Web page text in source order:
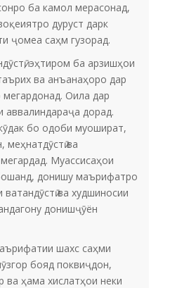
ба камол мерасонад,
дуруст дарк
ҷомеа саҳм гузорад.
эҳтиром ба арзишҳои
ва анъанаҳоро дар
Оила дар
дорад.
бо одоби муошират,
ва
Муассисаҳои
донишу маърифатро
ва худшиносии
донишҷӯён
шахс саҳми
бояд поквиҷдон,
ҳама хислатҳои неки